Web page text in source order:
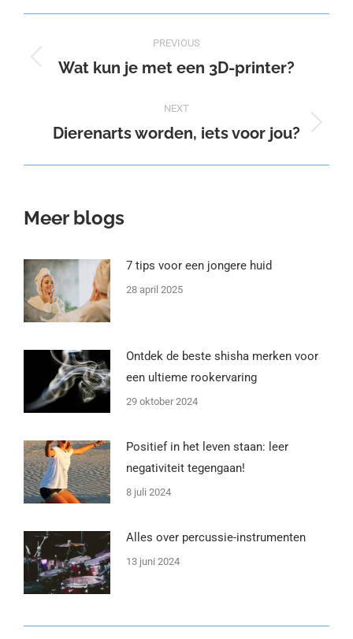
navigation
PREVIOUS
Previous
Wat kun je met een 3D-printer?
NEXT
Next
Dierenarts worden, iets voor jou?
Meer blogs
7 tips voor een jongere huid
28 april 2025
Ontdek de beste shisha merken voor
een ultieme rookervaring
29 oktober 2024
Positief in het leven staan: leer
negativiteit tegengaan!
8 juli 2024
Alles over percussie-instrumenten
13 juni 2024